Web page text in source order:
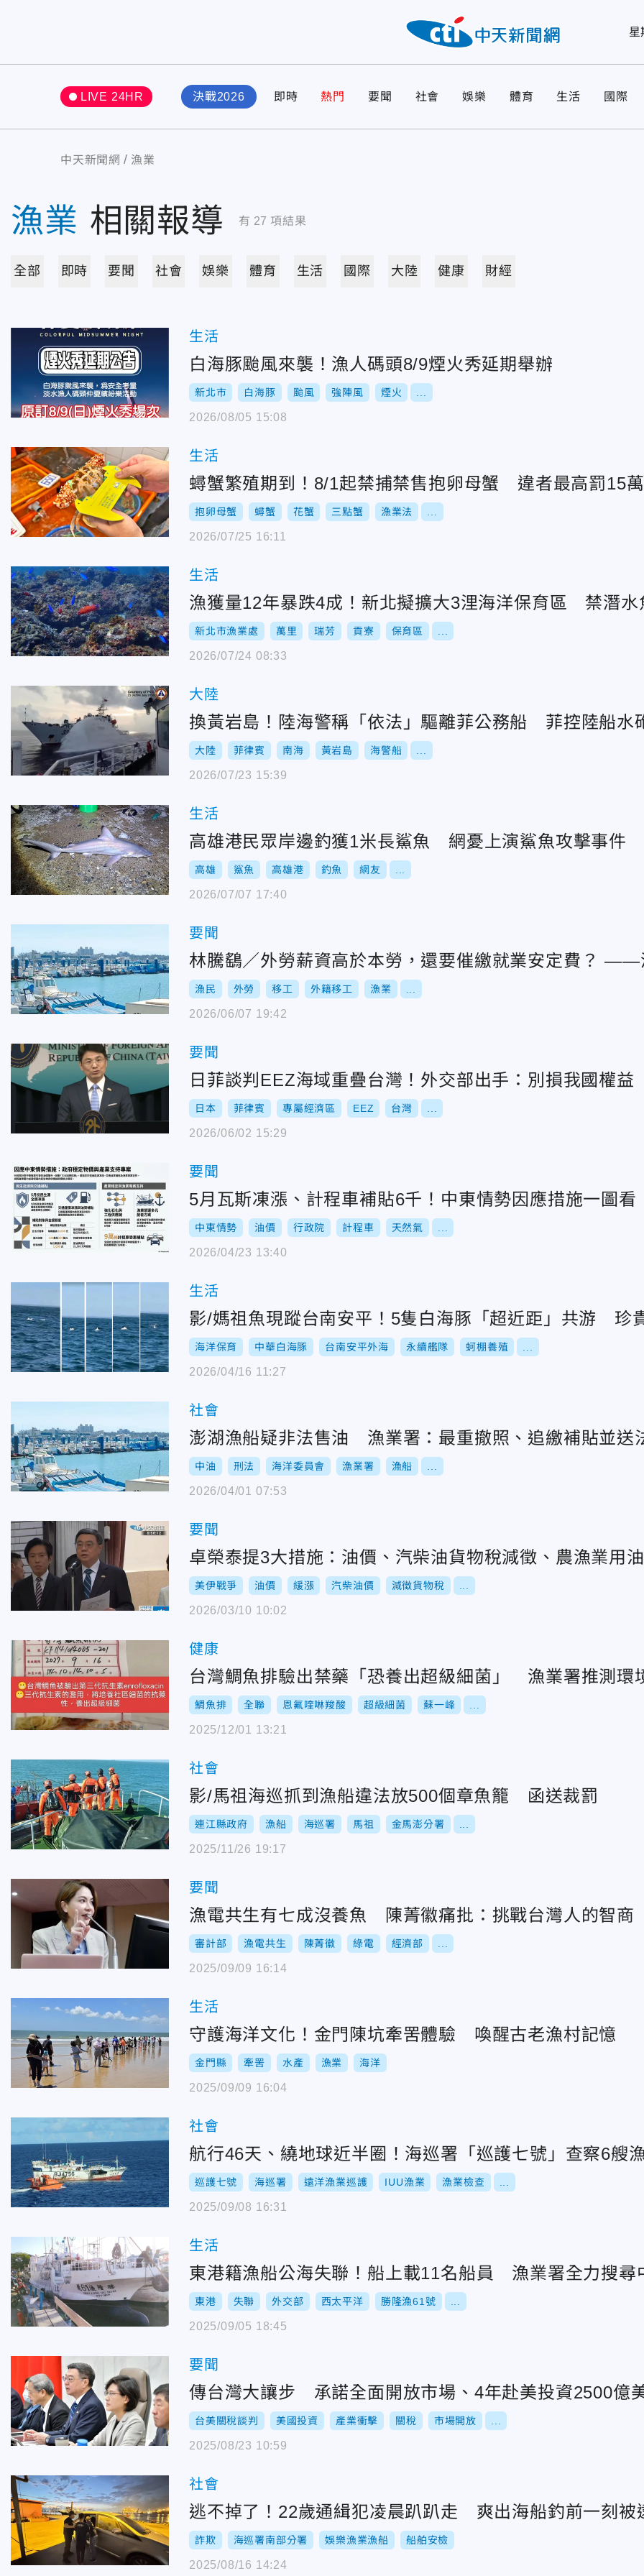
星
LIVE 24HR 決戰2026 即時 熱門 要聞 社會 娛樂 體育 生活 國際
中天新聞網 漁業
漁業 相關報導 有 27 項結果
全部 即時 要聞 社會 娛樂 體育 生活 國際 大陸 健康 財經
生活
白海豚颱風來襲！漁人碼頭8/9煙火秀延期舉辦
新北市 白海豚 颱風 強陣風 煙火
2026/08/05 15:08
生活
蟳蟹繁殖期到！8/1起禁捕禁售抱卵母蟹 違者最高罰15萬
抱卵母蟹 蟳蟹 花蟹 三點蟹 漁業法
2026/07/25 16:11
生活
漁獲量12年暴跌4成！新北擬擴大3浬海洋保育區 禁潛水
新北市漁業處 萬里 瑞芳 貢寮 保育區
2026/07/24 08:33
大陸
換黃岩島！陸海警稱「依法」驅離菲公務船 菲控陸船水
大陸 菲律賓 南海 黃岩島 海警船
2026/07/23 15:39
生活
高雄港民眾岸邊釣獲1米長鯊魚 網憂上演鯊魚攻擊事件
高雄 鯊魚 高雄港 釣魚 網友
2026/07/07 17:40
要聞
林騰鷂／外勞薪資高於本勞，還要催繳就業安定費？
漁民 外勞 移工 外籍移工 漁業
2026/06/07 19:42
要聞
日菲談判EEZ海域重疊台灣！外交部出手：別損我國權益
日本 菲律賓 專屬經濟區 EEZ 台灣
2026/06/02 15:29
要聞
5月瓦斯凍漲、計程車補貼6千！中東情勢因應措施一圖看
中東情勢 油價 行政院 計程車 天然氣
2026/04/23 13:40
生活
影/媽祖魚現蹤台南安平！5隻白海豚「超近距」共游 珍
海洋保育 中華白海豚 台南安平外海 永續艦隊 蚵棚養殖
2026/04/16 11:27
社會
澎湖漁船疑非法售油 漁業署：最重撤照、追繳補貼並送
中油 刑法 海洋委員會 漁業署 漁船
2026/04/01 07:53
要聞
卓榮泰提3大措施：油價、汽柴油貨物稅減徵、農漁業用
美伊戰爭 油價 緩漲 汽柴油價 減徵貨物稅
2026/03/10 10:02
健康
台灣鯛魚排驗出禁藥「恐養出超級細菌」 漁業署推測環
鯛魚排 全聯 恩氟喹啉羧酸 超級細菌 蘇一峰
2025/12/01 13:21
社會
影/馬祖海巡抓到漁船違法放500個章魚籠 函送裁罰
連江縣政府 漁船 海巡署 馬祖 金馬澎分署
2025/11/26 19:17
要聞
漁電共生有七成沒養魚 陳菁徽痛批：挑戰台灣人的智商
審計部 漁電共生 陳菁徽 綠電 經濟部
2025/09/09 16:14
生活
守護海洋文化！金門陳坑牽罟體驗 喚醒古老漁村記憶
金門縣 牽罟 水產 漁業 海洋
2025/09/09 16:04
社會
航行46天、繞地球近半圈！海巡署「巡護七號」查察6艘
巡護七號 海巡署 遠洋漁業巡護 IUU漁業 漁業檢查
2025/09/08 16:31
生活
東港籍漁船公海失聯！船上載11名船員 漁業署全力搜尋
東港 失聯 外交部 西太平洋 勝隆漁61號
2025/09/05 18:45
要聞
傳台灣大讓步 承諾全面開放市場、4年赴美投資2500億
台美關稅談判 美國投資 產業衝擊 關稅 市場開放
2025/08/23 10:59
社會
逃不掉了！22歲通緝犯凌晨趴趴走 爽出海船釣前一刻被
詐欺 海巡署南部分署 娛樂漁業漁船 船舶安檢
2025/08/16 14:24